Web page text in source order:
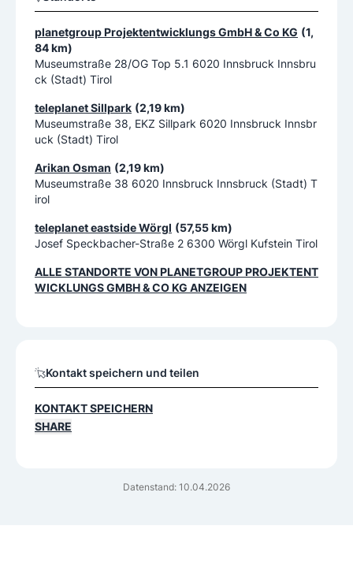
Datenstand: 10.04.2026
planetgroup Projektentwicklungs GmbH & Co KG (1,
84 km)
Museumstraße 28/OG Top 5.1 6020 Innsbruck Innsbru
ck (Stadt) Tirol
teleplanet Sillpark (2,19 km)
Museumstraße 38, EKZ Sillpark 6020 Innsbruck Innsbr
uck (Stadt) Tirol
Arikan Osman (2,19 km)
Museumstraße 38 6020 Innsbruck Innsbruck (Stadt) T
irol
teleplanet eastside Wörgl (57,55 km)
Josef Speckbacher-Straße 2 6300 Wörgl Kufstein Tirol
ALLE STANDORTE VONPLANETGROUP PROJEKTENT
WICKLUNGS GMBH & CO KG ANZEIGEN
Kontakt speichern und teilen
KONTAKT SPEICHERN
SHARE